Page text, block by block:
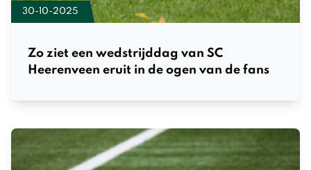
30-10-2025
Zo ziet een wedstrijddag van SC
Heerenveen eruit in de ogen van de fans